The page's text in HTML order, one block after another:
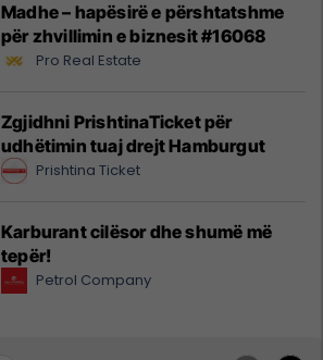
Madhe – hapësirë e përshtatshme
për zhvillimin e biznesit #16068
Pro Real Estate
Zgjidhni PrishtinaTicket për
udhëtimin tuaj drejt Hamburgut
Prishtina Ticket
Karburant cilësor dhe shumë më
tepër!
Petrol Company